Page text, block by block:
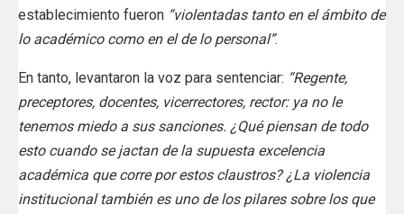
establecimiento fueron “violentadas tanto en el ámbito de
lo académico como en el de lo personal”.
En tanto, levantaron la voz para sentenciar: “Regente,
preceptores, docentes, vicerrectores, rector: ya no le
tenemos miedo a sus sanciones. ¿Qué piensan de todo
esto cuando se jactan de la supuesta excelencia
académica que corre por estos claustros? ¿La violencia
institucional también es uno de los pilares sobre los que